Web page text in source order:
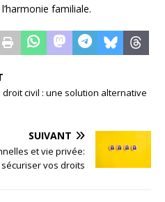
familiale.
civil : une solution alternative
SUIVANT
et vie privée:
vos droits